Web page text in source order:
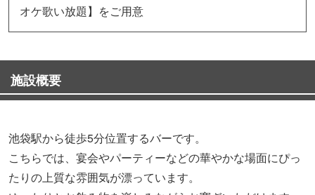
オケ歌い放題】をご用意
施設概要
池袋駅から徒歩5分位置するバーです。
こちらでは、宴会やパーティーなどの華やかな場面にぴっ
たりの上質な雰囲気が漂っています。